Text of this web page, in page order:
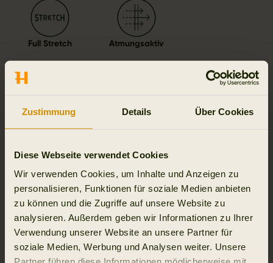
Zustimmung Details Über Cookies
Diese Webseite verwendet Cookies
Wir verwenden Cookies, um Inhalte und Anzeigen zu
personalisieren, Funktionen für soziale Medien anbieten
zu können und die Zugriffe auf unsere Website zu
analysieren. Außerdem geben wir Informationen zu Ihrer
Verwendung unserer Website an unsere Partner für
soziale Medien, Werbung und Analysen weiter. Unsere
Full Stretch Atmungsaktiv
Details & Merkmale
Aktivität & Klima
Reviews